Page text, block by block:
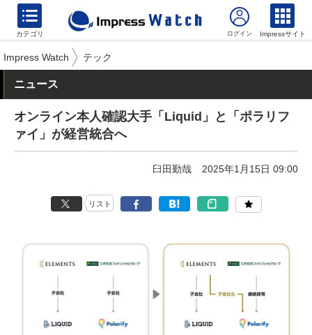
カテゴリ Impressサイト
Impress Watch テック
ニュース
オンライン本人確認大手「Liquid」と「ポラリフ
ァイ」が経営統合へ
臼田勤哉 2025年1月15日 09:00
リスト